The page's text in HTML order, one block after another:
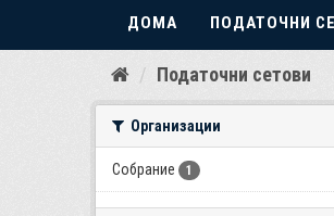
Прескокнете
ДОМА ПОДАТОЧНИ
Податочни сетови
Организации
Собрание 1